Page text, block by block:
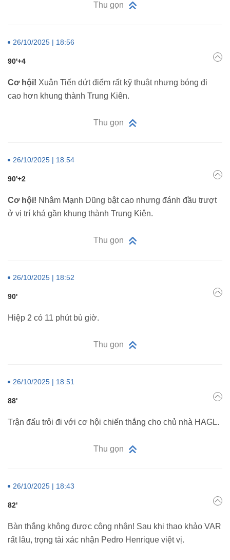
Thu gọn
26/10/2025 | 18:56
90'+4
Cơ hội! Xuân Tiến dứt điểm rất kỹ thuật nhưng bóng đi
cao hơn khung thành Trung Kiên.
Thu gọn
26/10/2025 | 18:54
90'+2
Cơ hội! Nhâm Mạnh Dũng bật cao nhưng đánh đầu trượt
ở vị trí khá gần khung thành Trung Kiên.
Thu gọn
26/10/2025 | 18:52
90'
Hiệp 2 có 11 phút bù giờ.
Thu gọn
26/10/2025 | 18:51
88'
Trận đấu trôi đi với cơ hội chiến thắng cho chủ nhà HAGL.
Thu gọn
26/10/2025 | 18:43
82'
Bàn thắng không được công nhận! Sau khi thao khảo VAR
rất lâu, trọng tài xác nhận Pedro Henrique việt vị.